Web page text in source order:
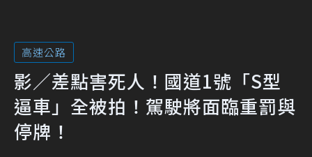
高速公路
影／差點害死人！國道1號「S型
逼車」全被拍！駕駛將面臨重罰與
停牌！